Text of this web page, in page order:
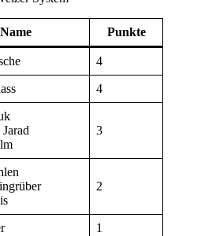
Name Punkte
4
4
3
2
1